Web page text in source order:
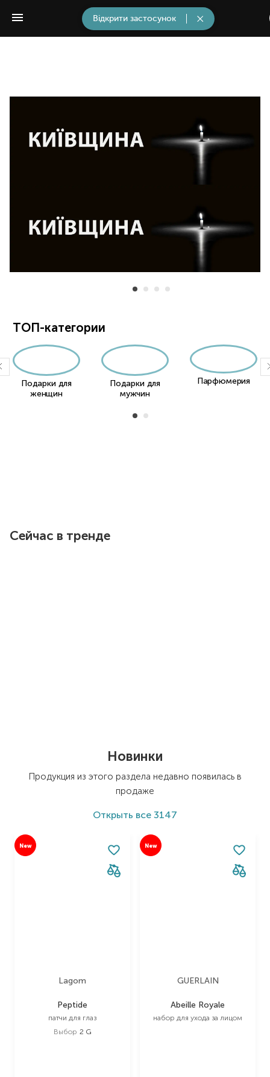
ТОП-категории
Подарки для
женщин
Подарки для
мужчин
Парфюмерия
Сейчас в тренде
Новинки
Продукция из этого раздела недавно появилась в
продаже
Открыть все 3147
New
Lagom
Peptide
патчи для глаз
Выбор 2 G
New
GUERLAIN
Abeille Royale
набор для ухода за лицом
Відкрити застосунок